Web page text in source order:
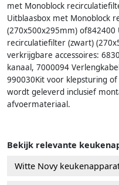
met Monoblock
Uitblaasbox met Monoblock
(270x500x295mm)
recirculatiefilter (zwart)
verkrijgbare accessoires:
kanaal, 7000094
990030Kit voor klepsturing
wordt geleverd inclusief
afvoermateriaal.
Bekijk relevante
Witte Novy